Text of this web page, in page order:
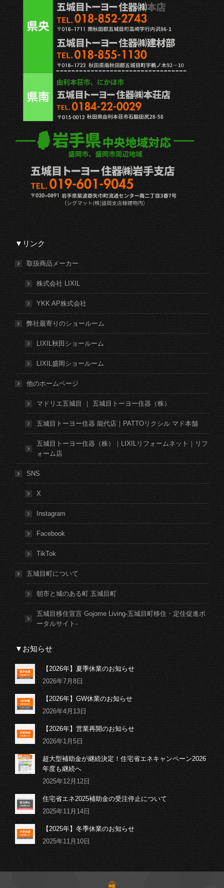
▼リンク
取扱商品メーカー
株式会社 LIXIL
YKK AP株式会社
弊社最寄りのショールーム
LIXIL秋田ショールーム
LIXIL盛岡ショールーム
他のホームページ
マドリエ五城目 ｜ 五城目トーヨー住器（株）
五城目トーヨー住器 能代店｜PATTOリクシル マド本舗
五城目トーヨー住器（株）｜LIXILリフォームネット｜リフ
ォーム店
SNS
X
Instagram
Facebook
TikTok
五城目町について
朝市と城のある町 五城目町
五城目移住宣言 Gojome Living-五城目町移住・定住促進ポ
ータルサイト-
▼お知らせ
【2026年】夏季休業のお知らせ
2026年7月8日
【2026年】GW休業のお知らせ
2026年4月13日
【2026年】営業再開のお知らせ
2026年1月5日
超大型補助金が継続決定！住宅省エネキャンペーン2026
年度も継続へ
2025年12月12日
住宅省エネ2025補助金の受注停止について
2025年11月14日
【2025年】冬季休業のお知らせ
2025年11月10日